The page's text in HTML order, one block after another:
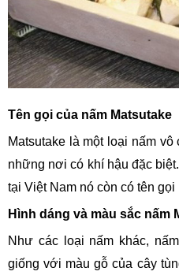
Tên gọi của nấm Matsutake
Matsutake là một loại nấm
những nơi có khí hậu đặc
tại Việt Nam nó còn có tên gọi
Hình dáng và màu sắc nấm
Như các loại nấm khác,
giống với màu gỗ của cây